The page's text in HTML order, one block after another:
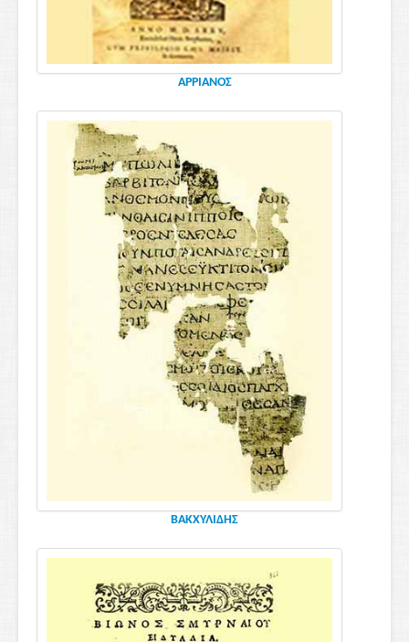
ΑΡΡΙΑΝΟΣ
ΒΑΚΧΥΛΙΔΗΣ